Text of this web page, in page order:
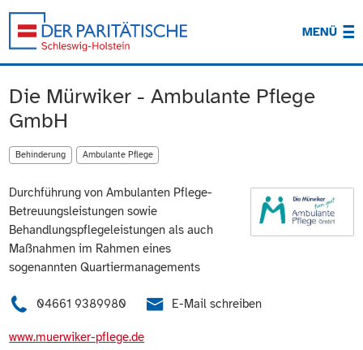
MENÜ
Die Mürwiker - Ambulante Pflege
GmbH
Behinderung Ambulante Pflege
Durchführung von Ambulanten Pflege-
Betreuungsleistungen sowie
Behandlungspflegeleistungen als auch
Maßnahmen im Rahmen eines
sogenannten Quartiermanagements
04661 9389980 E-Mail schreiben
www.muerwiker-pflege.de